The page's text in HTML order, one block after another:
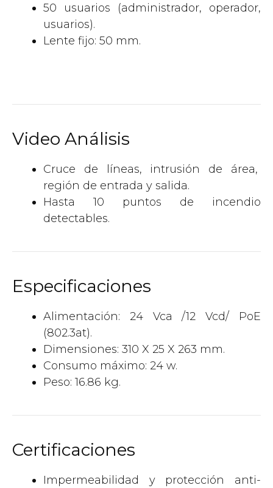
50 usuarios (administrador, operador,
usuarios).
Lente fijo: 50 mm.
Video Análisis
Cruce de líneas, intrusión de área,
región de entrada y salida.
Hasta 10 puntos de incendio
detectables.
Especificaciones
Alimentación: 24 Vca /12 Vcd/ PoE
(802.3at).
Dimensiones: 310 X 25 X 263 mm.
Consumo máximo: 24 w.
Peso: 16.86 kg.
Certificaciones
Impermeabilidad y protección anti-